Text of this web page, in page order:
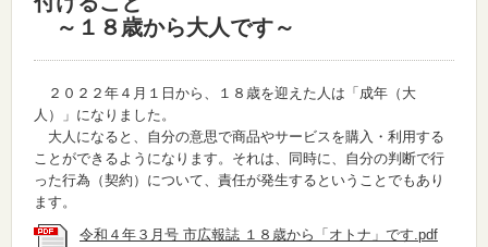
～１８歳から大人です～
２０２２年４月１日から、１８歳を迎えた人は「成年（大
人）」になりました。
大人になると、自分の意思で商品やサービスを購入・利用する
ことができるようになります。それは、同時に、自分の判断で行
った行為（契約）について、責任が発生するということでもあり
ます。
令和４年３月号 市広報誌 １８歳から「オトナ」です.pdf